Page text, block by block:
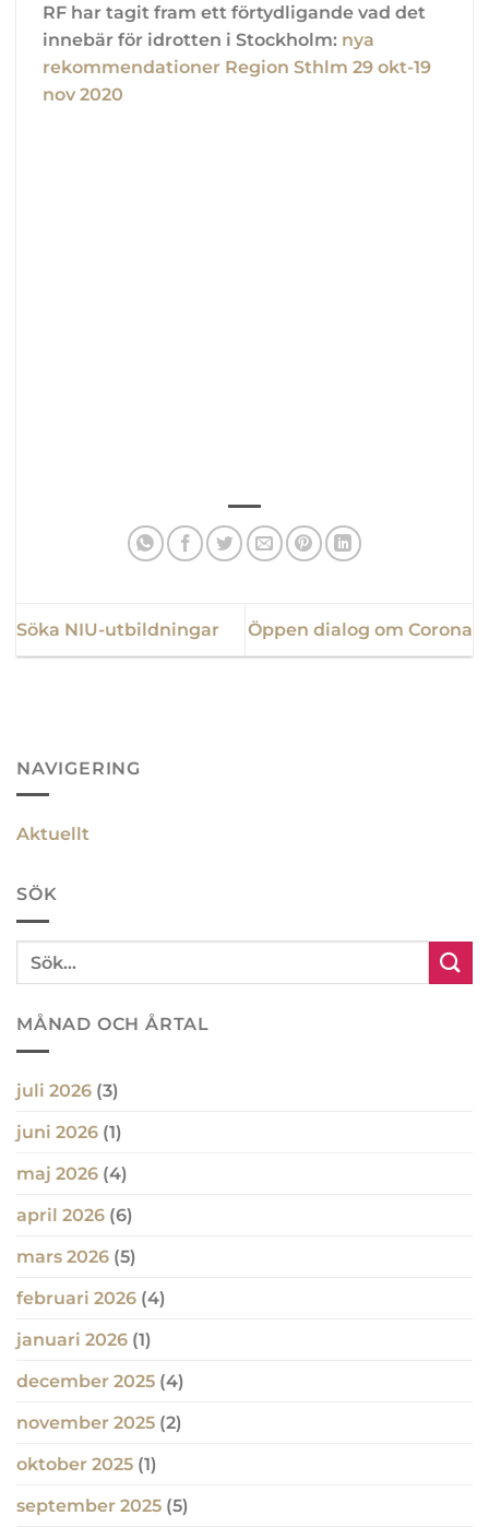
RF har tagit fram ett förtydligande vad det
innebär för idrotten i Stockholm: nya
rekommendationer Region Sthlm 29 okt-19
nov 2020
Söka NIU-utbildningar Öppen dialog om Corona
NAVIGERING
Aktuellt
SÖK
MÅNAD OCH ÅRTAL
juli 2026 (3)
juni 2026 (1)
maj 2026 (4)
april 2026 (6)
mars 2026 (5)
februari 2026 (4)
januari 2026 (1)
december 2025 (4)
november 2025 (2)
oktober 2025 (1)
september 2025 (5)